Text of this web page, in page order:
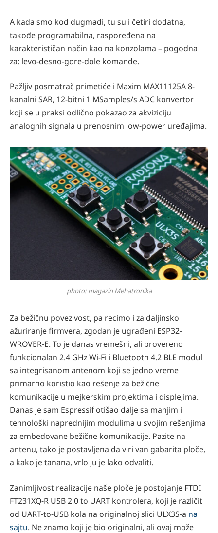
A kada smo kod dugmadi, tu su i četiri dodatna,
takođe programabilna, raspoređena na
karakterističan način kao na konzolama – pogodna
za: levo-desno-gore-dole komande.
Pažljiv posmatrač primetiće i Maxim MAX11125A 8-
kanalni SAR, 12-bitni 1 MSamples/s ADC konvertor
koji se u praksi odlično pokazao za akviziciju
analognih signala u prenosnim low-power uređajima.
photo: magazin Mehatronika
Za bežičnu povezivost, pa recimo i za daljinsko
ažuriranje firmvera, zgodan je ugrađeni ESP32-
WROVER-E. To je danas vremešni, ali provereno
funkcionalan 2.4 GHz Wi-Fi i Bluetooth 4.2 BLE modul
sa integrisanom antenom koji se jedno vreme
primarno koristio kao rešenje za bežične
komunikacije u mejkerskim projektima i displejima.
Danas je sam Espressif otišao dalje sa manjim i
tehnološki naprednijim modulima u svojim rešenjima
za embedovane bežične komunikacije. Pazite na
antenu, tako je postavljena da viri van gabarita ploče,
a kako je tanana, vrlo ju je lako odvaliti.
Zanimljivost realizacije naše ploče je postojanje FTDI
FT231XQ-R USB 2.0 to UART kontrolera, koji je različit
od UART-to-USB kola na originalnoj slici ULX3S-a na
sajtu. Ne znamo koji je bio originalni, ali ovaj može